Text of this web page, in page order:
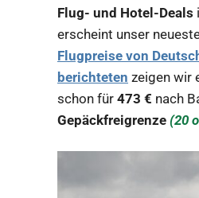
Flug- und Hotel-Deals
erscheint unser
Flugpreise von
berichteten zeigen wir
schon für 473 € nach
Gepäckfreigrenze (20